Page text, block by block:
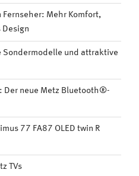
Fernseher: Mehr Komfort,
Design
Sondermodelle und attraktive
Der neue Metz Bluetooth®-
77 FA87 OLED twin R
TVs